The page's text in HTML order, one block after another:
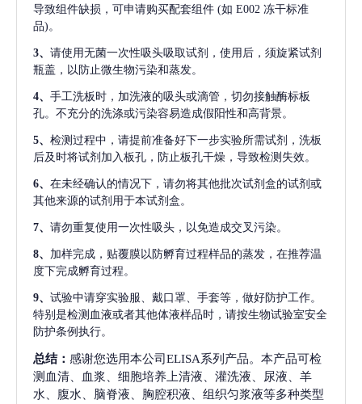
导致组件缺损，可申请购买配套组件 (如 E002 冻干标准
品)。
3、 请使用无菌一次性吸头吸取试剂，使用后，须旋紧试剂
瓶盖，以防止微生物污染和蒸发。
4、 手工洗板时，加洗液的吸头或滴管，切勿接触酶标板
孔。不充分的洗涤或污染容易造成假阳性和高背景。
5、 检测过程中，请提前准备好下一步实验所需试剂，洗板
后及时将试剂加入板孔，防止板孔干燥，导致检测失效。
6、 在未经确认的情况下，请勿将其他批次试剂盒的试剂或
其他来源的试剂用于本试剂盒。
7、 请勿重复使用一次性吸头，以免造成交叉污染。
8、 加样完成，贴覆膜以防孵育过程样品的蒸发，在推荐温
度下完成孵育过程。
9、 试验中请穿实验服、戴口罩、手套等，做好防护工作。
特别是检测血液或者其他体液样品时，请按生物试验室安全
防护条例执行。
总结： 感谢您选用本公司ELISA系列产品。本产品可检
测血清、血浆、细胞培养上清液、灌洗液、尿液、羊
水、腹水、脑脊液、胸腔积液、组织匀浆液等多种类型